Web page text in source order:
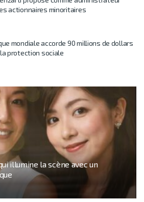
actionnaires minoritaires
mondiale accorde 90 millions de dollars
protection sociale
illumine la scène avec un